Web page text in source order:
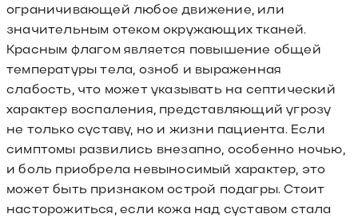
ограничивающей любое движение, или
значительным отеком окружающих тканей.
Красным флагом является повышение общей
температуры тела, озноб и выраженная
слабость, что может указывать на септический
характер воспаления, представляющий угрозу
не только суставу, но и жизни пациента. Если
симптомы развились внезапно, особенно ночью,
и боль приобрела невыносимый характер, это
может быть признаком острой подагры. Стоит
насторожиться, если кожа над суставом стала